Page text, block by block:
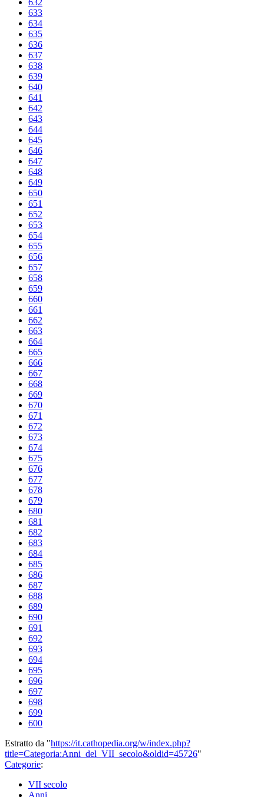
632
633
634
635
636
637
638
639
640
641
642
643
644
645
646
647
648
649
650
651
652
653
654
655
656
657
658
659
660
661
662
663
664
665
666
667
668
669
670
671
672
673
674
675
676
677
678
679
680
681
682
683
684
685
686
687
688
689
690
691
692
693
694
695
696
697
698
699
600
Estratto da "https://it.cathopedia.org/w/index.php?
title=Categoria:Anni_del_VII_secolo&oldid=45726"
Categorie:
VII secolo
Anni